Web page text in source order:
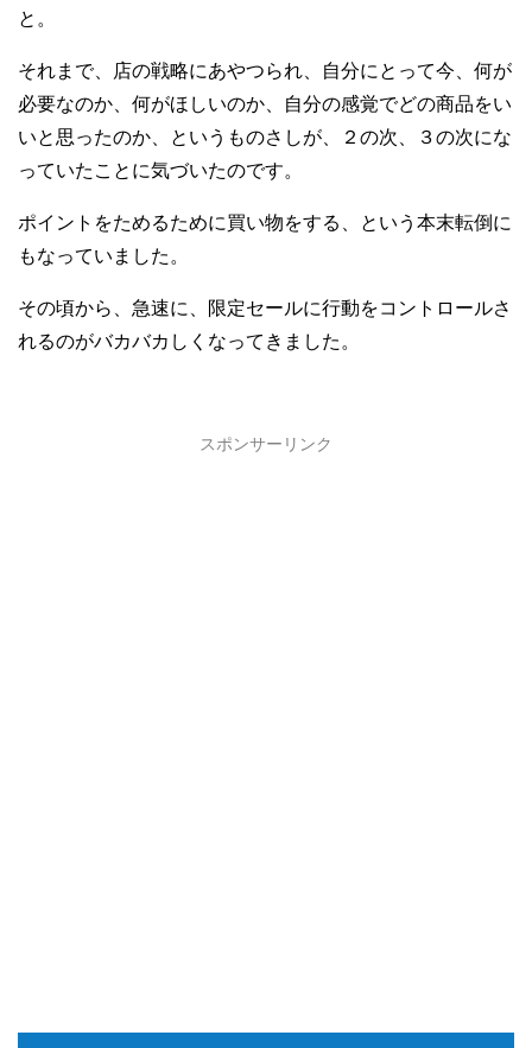
と。
それまで、店の戦略にあやつられ、自分にとって今、何が
必要なのか、何がほしいのか、自分の感覚でどの商品をい
いと思ったのか、というものさしが、２の次、３の次にな
っていたことに気づいたのです。
ポイントをためるために買い物をする、という本末転倒に
もなっていました。
その頃から、急速に、限定セールに行動をコントロールさ
れるのがバカバカしくなってきました。
スポンサーリンク